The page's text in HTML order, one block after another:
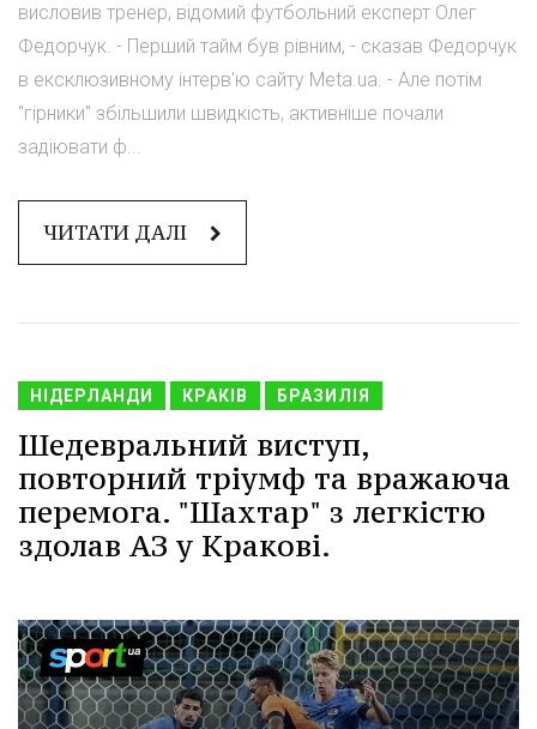
висловив тренер, відомий футбольний експерт Олег
Федорчук. - Перший тайм був рівним, - сказав Федорчук
в ексклюзивному інтерв'ю сайту Meta.ua. - Але потім
"гірники" збільшили швидкість, активніше почали
задіювати ф...
ЧИТАТИ ДАЛІ
НІДЕРЛАНДИ КРАКІВ БРАЗИЛІЯ
Шедевральний виступ,
повторний тріумф та вражаюча
перемога. "Шахтар" з легкістю
здолав АЗ у Кракові.